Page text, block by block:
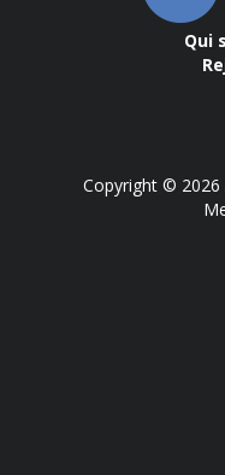
Qui
Copyright © 2026